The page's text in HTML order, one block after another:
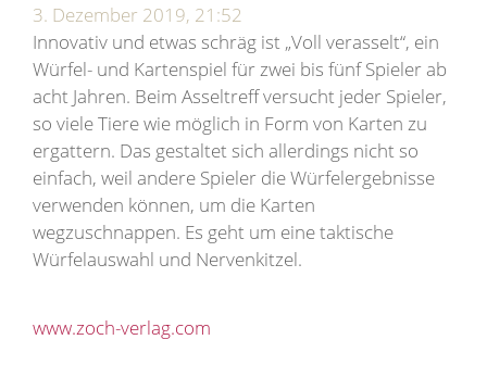
3. Dezember 2019, 21:52
Innovativ und etwas schräg ist „Voll verasselt“, ein
Würfel- und Kartenspiel für zwei bis fünf Spieler ab
acht Jahren. Beim Asseltreff versucht jeder Spieler,
so viele Tiere wie möglich in Form von Karten zu
ergattern. Das gestaltet sich allerdings nicht so
einfach, weil andere Spieler die Würfelergebnisse
verwenden können, um die Karten
wegzuschnappen. Es geht um eine taktische
Würfelauswahl und Nervenkitzel.
www.zoch-verlag.com